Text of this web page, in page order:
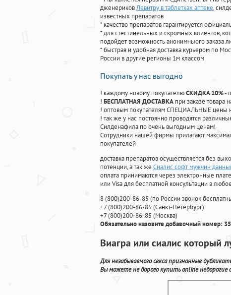
дженериковЛевитру в таблетках аптеке,
известных препаратов
* качество препаратов гарантируется
* для стестинельных и скромных клиентов,
подойдет возможность анонимныого заказа
* быстрая и удобная доставка курьером по
России в другие регионы 1м классом
Покупать у нас выгодно
! каждому новому покупателюСКИДКА 10%-
! БЕСПЛАТНАЯ ДОСТАВКА при заказе товара
! оптовым покупателям СПЕЦИАЛЬНЫЕ цены
! так же у нас постоянно проводятся
Силденафила по очень выгодным ценам!
Cотрудники нашей фирмы прилагают
покупателей
доставка препаратов осуществляется без
потенции, а так же Сиалис софт мужчин
оплата принимаются через электронные
или Visa для бесплатной консультации в
8(800)200-86-85 (по России звонок
+7(800)200-86-85 (Санкт-Петербург)
+7(800)200-86-85 (Москва)
Обязательно назовите добавочный номер:
Виагра или сиалис который
Для незабываемого секса признанные
Вы можете не дорого купить online недорогие